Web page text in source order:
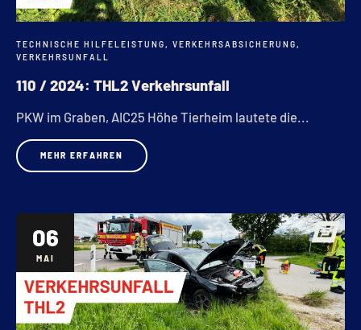
TECHNISCHE HILFELEISTUNG, VERKEHRSABSICHERUNG,
VERKEHRSUNFALL
110 / 2024: THL2 Verkehrsunfall
PKW im Graben, AIC25 Höhe Tierheim lautete die...
MEHR ERFAHREN
06
MAI